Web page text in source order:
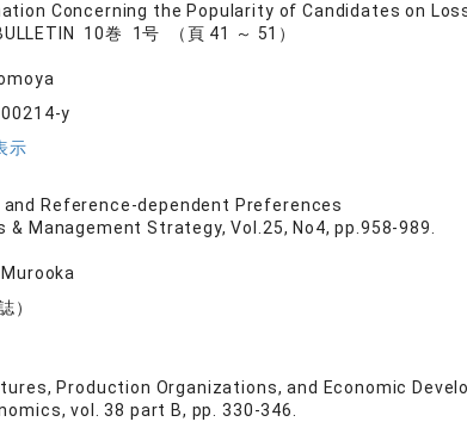
Concerning the Popularity of Candidates on
10巻 1号 （頁 41 ～ 51）
y
示
Reference-dependent Preferences
Management Strategy, Vol.25, No4, pp.958-989.
）
Production Organizations, and Economic
vol. 38 part B, pp. 330-346.